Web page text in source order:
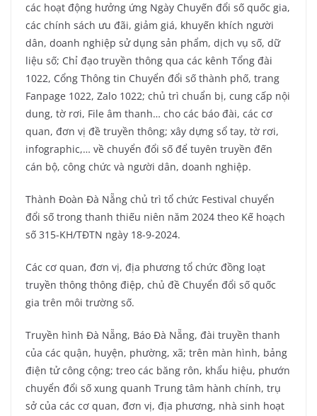
các hoạt động hưởng ứng Ngày Chuyến đổi số quốc gia,
các chính sách ưu đãi, giảm giá, khuyến khích người
dân, doanh nghiệp sử dụng sản phẩm, dịch vụ số, dữ
liệu số; Chỉ đạo truyền thông qua các kênh Tổng đài
1022, Cổng Thông tin Chuyển đổi số thành phố, trang
Fanpage 1022, Zalo 1022; chủ trì chuẩn bị, cung cấp nội
dung, tờ rơi, File âm thanh… cho các báo đài, các cơ
quan, đơn vị đề truyền thông; xây dựng sổ tay, tờ rơi,
infographic,… về chuyển đổi số để tuyên truyền đến
cán bộ, công chức và người dân, doanh nghiệp.
Thành Đoàn Đà Nẵng chủ trì tổ chức Festival chuyển
đổi số trong thanh thiếu niên năm 2024 theo Kế hoạch
số 315-KH/TĐTN ngày 18-9-2024.
Các cơ quan, đơn vị, địa phương tổ chức đồng loạt
truyền thông thông điệp, chủ đề Chuyển đổi số quốc
gia trên môi trường số.
Truyền hình Đà Nẵng, Báo Đà Nẵng, đài truyền thanh
của các quận, huyện, phường, xã; trên màn hình, bảng
điện tử công cộng; treo các băng rôn, khẩu hiệu, phướn
chuyển đổi số xung quanh Trung tâm hành chính, trụ
sở của các cơ quan, đơn vị, địa phương, nhà sinh hoạt